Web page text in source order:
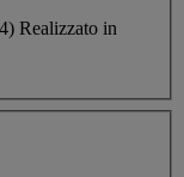
4) Realizzato in